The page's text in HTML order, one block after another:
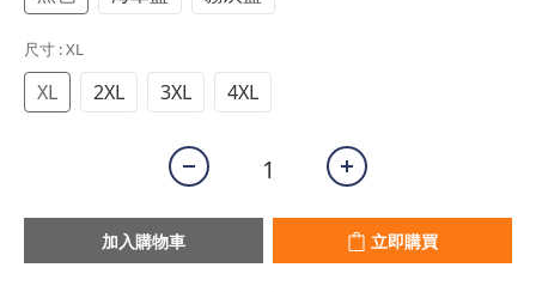
尺寸 : XL
XL 2XL 3XL 4XL
加入購物車 立即購買